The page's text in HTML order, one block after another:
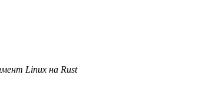
Linux на Rust